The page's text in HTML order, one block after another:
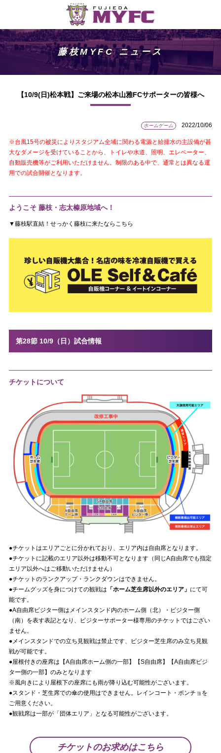
藤枝MYFC ニュース
【10/9(日)松本戦】ご来場の松本山雅FCサポーターの皆様へ
ホームゲーム 2022/10/06
※台風15号の被災によりスタジアム全域に関わる電源と給排水の主設備が甚
大なダメージを受けていることから、トイレや水道、照明、エレベーター、
自動販売機等がご利用いただけません。制限のある中で、通常とは異なる運
用での試合開催となります。
ようこそ 藤枝・志太榛原地域へ！
▼藤枝駅直結！せっかく藤枝に来たならこちら
第28節 10/9（日）試合情報
チケットについて
●チケットはエリアごとに分かれており、エリア内は自由席となります。
●チケットに記載のエリア以外は移動不可となります（同じA自由席でも指定
エリア以外へはご移動いただけません）
●チケットのランクアップ・ランクダウンはできません。
●チームグッズを身につけての観戦は 「ホーム芝生席以外のエリア」 にて可
能です。
●A自由席ビジター側はメインスタンド内のホーム側（北）・ビジター側
（南）を表す表記となり、ビジターサポーター様専用のチケットではござい
ません。
●メインスタンドでの立ち見観戦は禁止です、ビジター芝生席のみ立ち見観
戦が可能です。
●屋根付きの座席は【A自由席ホーム側の一部】【S自由席】【A自由席ビジ
ター側の一部】のみとなります
※風向きにより屋根下の座席にも雨が降り込む可能性がございます。
●スタンド・芝生席での傘の使用はできません。レインコート・ポンチョを
ご用意ください。
●観戦席は一部が「団体エリア」となる可能性がございます。
チケットのお求めはこちら